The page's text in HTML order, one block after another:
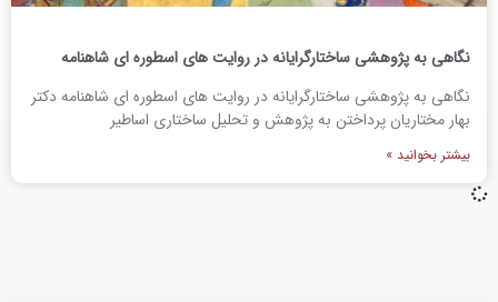
نگاهی به پژوهشی ساختارگرایانه در روایت های اسطوره ای شاهنامه
نگاهی به پژوهشی ساختارگرایانه در روایت های اسطوره ای شاهنامه دکتر
بهار مختاریان پرداختن به پژوهش و تحلیل ساختاری اساطیر
بیشتر بخوانید »